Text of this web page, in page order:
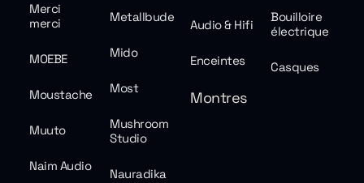
Merci
merci
Metallbude
Mido
MOEBE
Most
Moustache
Mushroom
Studio
Muuto
Naim Audio
Nauradika
Bouilloire
électrique
Audio & Hifi
Enceintes Casques
Montres